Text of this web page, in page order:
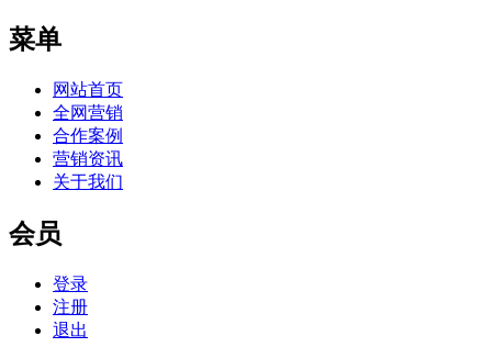
菜单
网站首页
全网营销
合作案例
营销资讯
关于我们
会员
登录
注册
退出